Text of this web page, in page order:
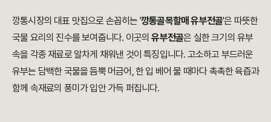
깡통시장의 대표 맛집으로 손꼽히는 '깡통골목할매 유부전골'은 따뜻한
국물 요리의 진수를 보여줍니다. 이곳의유부전골은 실한 크기의 유부
속을 각종 재료로 알차게 채워낸 것이 특징입니다. 고소하고 부드러운
유부는 담백한 국물을 듬뿍 머금어, 한 입 베어 물 때마다 촉촉한 육즙과
함께 속재료의 풍미가 입안 가득 퍼집니다.